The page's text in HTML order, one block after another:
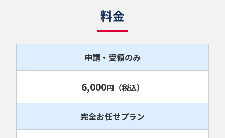
料金
申請・受領のみ
6,000円 （税込）
完全お任せプラン